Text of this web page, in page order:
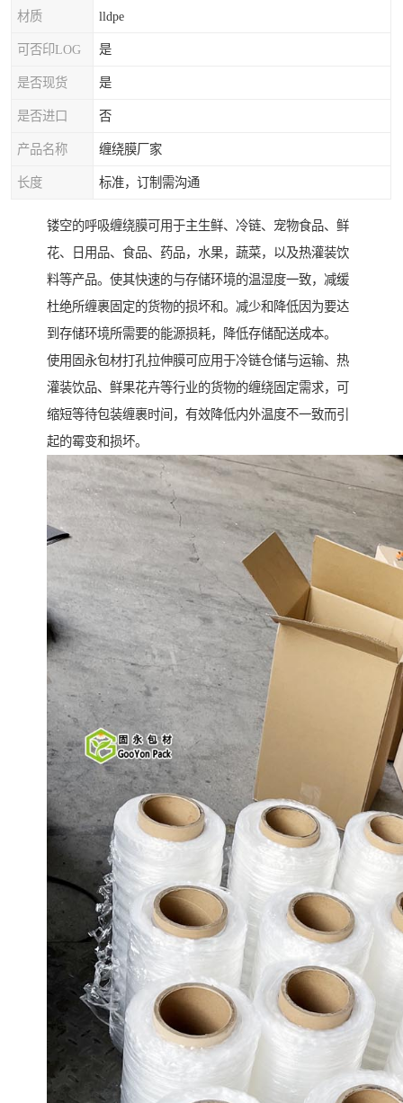
材质 lldpe
可否印LOG 是
是否现货 是
是否进口 否
产品名称 缠绕膜厂家
长度 标准，订制需沟通
镂空的呼吸缠绕膜可用于主生鲜、冷链、宠物食品、鲜
花、日用品、食品、药品，水果，蔬菜，以及热灌装饮
料等产品。使其快速的与存储环境的温湿度一致，减缓
杜绝所缠裹固定的货物的损坏和。减少和降低因为要达
到存储环境所需要的能源损耗，降低存储配送成本。
使用固永包材打孔拉伸膜可应用于冷链仓储与运输、热
灌装饮品、鲜果花卉等行业的货物的缠绕固定需求，可
缩短等待包装缠裹时间，有效降低内外温度不一致而引
起的霉变和损坏。